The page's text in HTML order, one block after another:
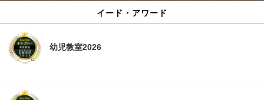
イード・アワード
幼児教室2026